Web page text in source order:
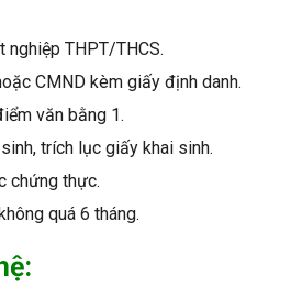
THPT/THCS.
CMND kèm giấy định danh.
văn bằng 1.
trích lục giấy khai sinh.
chứng thực.
quá 6 tháng.